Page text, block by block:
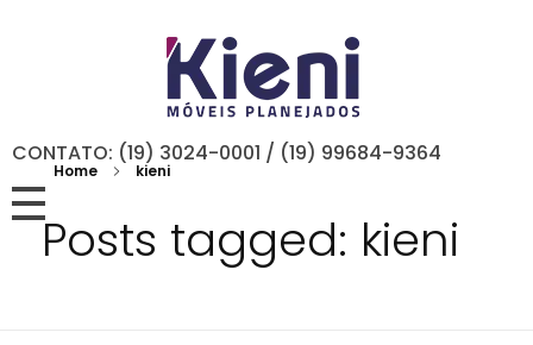
CONTATO: (19) 3024-0001 / (19) 99684-9364
Home kieni
Posts tagged: kieni